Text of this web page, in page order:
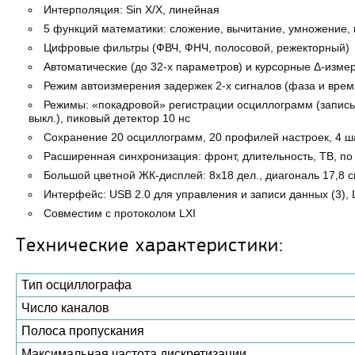
Интерполяция: Sin X/X, линейная
5 функций математики: сложение, вычитание,
Цифровые фильтры (ФВЧ, ФНЧ, полосовой, режекторный)
Автоматические (до 32-х параметров) и курсорные Δ-
Режим автоизмерения задержек 2-х сигналов (фаза и
Режимы: «покадровой» регистрации осциллограмм
выкл.), пиковый детектор 10 нс
Сохранение 20 осциллограмм, 20 профилей настроек, 4
Расширенная синхронизация: фронт, длительность, ТВ,
Большой цветной ЖК-дисплей: 8x18 дел., диагональ 17,8
Интерфейс: USB 2.0 для управления и записи данных (3),
Совместим с протоколом LXI
Технические характеристики:
Тип осциллографа
Число каналов
Полоса пропускания